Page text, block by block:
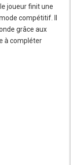
joueur finit une
compétitif. Il
grâce aux
à compléter